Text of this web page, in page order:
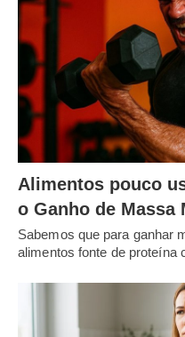
Alimentos pouco
o Ganho de Massa
Sabemos que para ganhar
alimentos fonte de